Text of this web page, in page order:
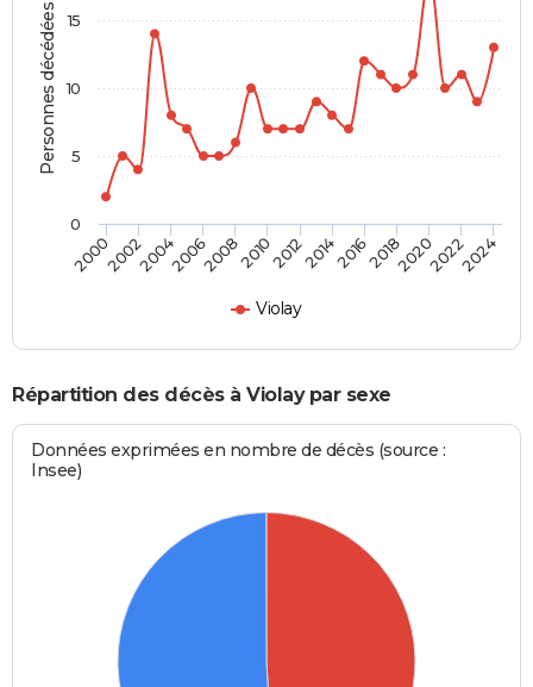
Personnes décédées
Violay
2000200220042006200820102012201420162018202020222024
0
5
10
15
Répartition des décès à Violay par sexe
Données exprimées en nombre de décès (source :
Insee)